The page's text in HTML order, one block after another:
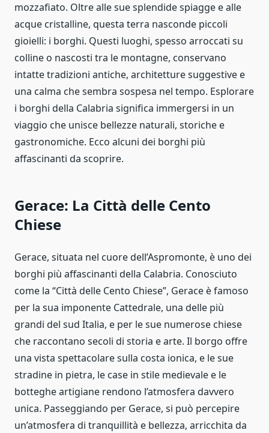
mozzafiato. Oltre alle sue splendide spiagge e alle
acque cristalline, questa terra nasconde piccoli
gioielli: i borghi. Questi luoghi, spesso arroccati su
colline o nascosti tra le montagne, conservano
intatte tradizioni antiche, architetture suggestive e
una calma che sembra sospesa nel tempo. Esplorare
i borghi della Calabria significa immergersi in un
viaggio che unisce bellezze naturali, storiche e
gastronomiche. Ecco alcuni dei borghi più
affascinanti da scoprire.
Gerace: La Città delle Cento
Chiese
Gerace, situata nel cuore dell’Aspromonte, è uno dei
borghi più affascinanti della Calabria. Conosciuto
come la “Città delle Cento Chiese”, Gerace è famoso
per la sua imponente Cattedrale, una delle più
grandi del sud Italia, e per le sue numerose chiese
che raccontano secoli di storia e arte. Il borgo offre
una vista spettacolare sulla costa ionica, e le sue
stradine in pietra, le case in stile medievale e le
botteghe artigiane rendono l’atmosfera davvero
unica. Passeggiando per Gerace, si può percepire
un’atmosfera di tranquillità e bellezza, arricchita da